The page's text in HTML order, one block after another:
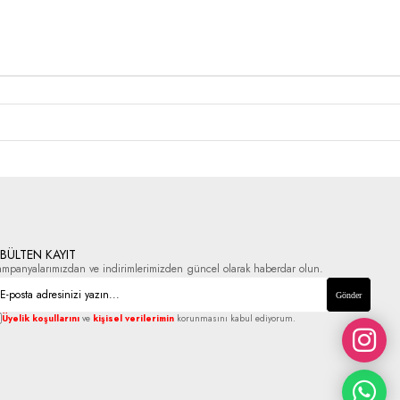
KAYIT
ve indirimlerimizden güncel olarak haberdar olun.
Gönder
Üyelik koşullarını ve kişisel verilerimin korunmasını kabul ediyorum.